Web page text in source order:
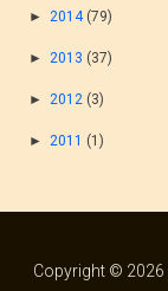
►2014 (79)
►2013 (37)
►2012 (3)
►2011 (1)
Copyright © 2026